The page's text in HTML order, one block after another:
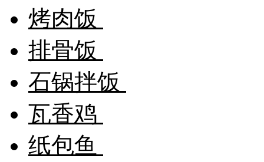
烤肉饭
排骨饭
石锅拌饭
瓦香鸡
纸包鱼